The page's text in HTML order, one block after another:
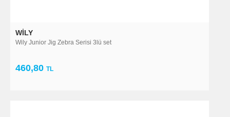
WILY
Wily Junior Jig Zebra Serisi 3lü set
460,80 TL